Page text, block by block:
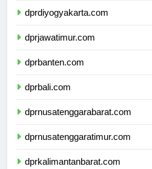
dprdiyogyakarta.com
dprjawatimur.com
dprbanten.com
dprbali.com
dprnusatenggarabarat.com
dprnusatenggaratimur.com
dprkalimantanbarat.com